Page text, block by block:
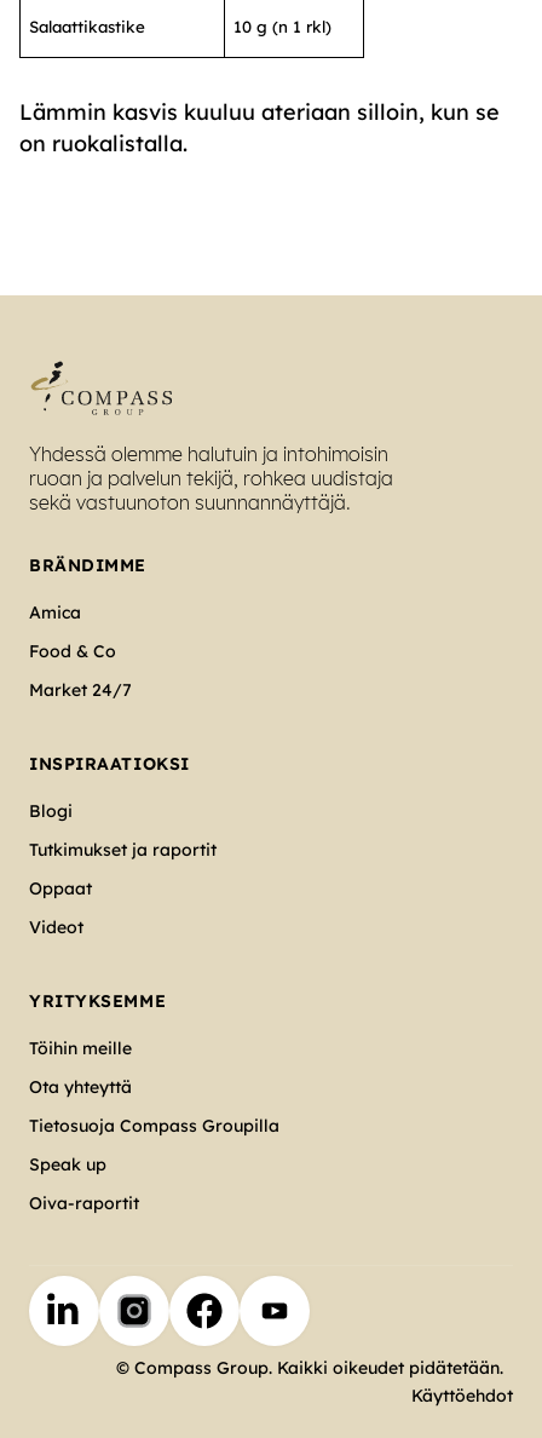
Salaattikastike 10 g (n 1 rkl)
Lämmin kasvis kuuluu ateriaan silloin, kun se
on ruokalistalla.
Yhdessä olemme halutuin ja intohimoisin
ruoan ja palvelun tekijä, rohkea uudistaja
sekä vastuunoton suunnannäyttäjä.
BRÄNDIMME
Amica
Food & Co
Market 24/7
INSPIRAATIOKSI
Blogi
Tutkimukset ja raportit
Oppaat
Videot
YRITYKSEMME
Töihin meille
Ota yhteyttä
Tietosuoja Compass Groupilla
Speak up
Oiva-raportit
© Compass Group. Kaikki oikeudet pidätetään.
Käyttöehdot